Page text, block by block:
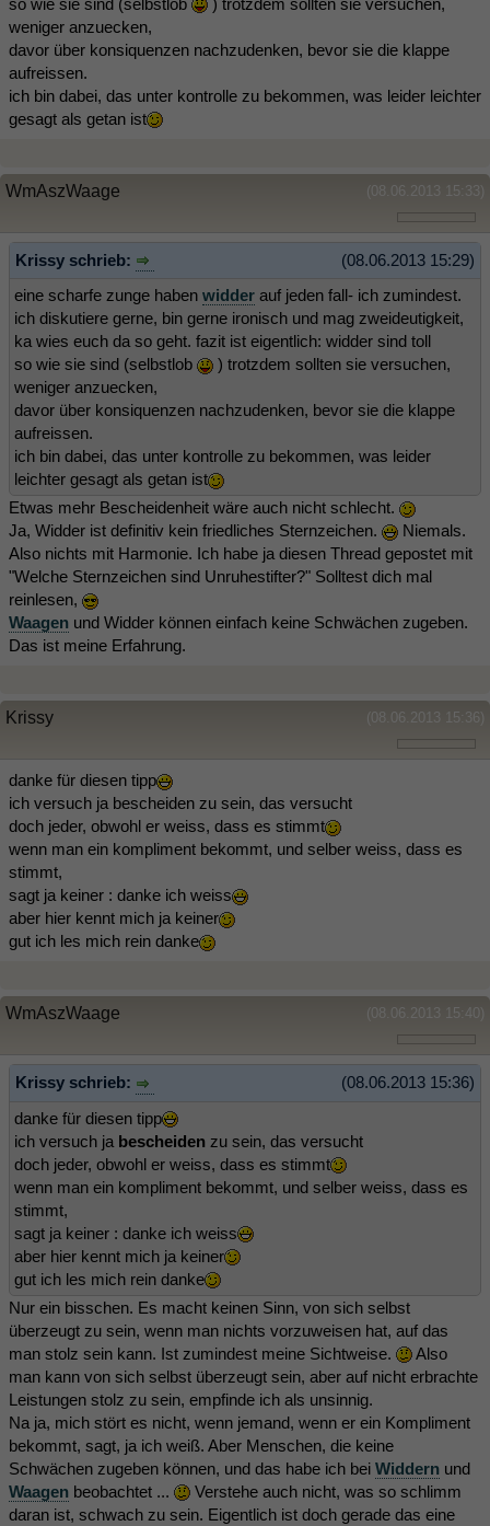
weniger anzuecken,
davor über konsiquenzen nachzudenken, bevor sie die klappe
aufreissen.
ich bin dabei, das unter kontrolle zu bekommen, was leider leichter
gesagt als getan ist
(08.06.2013 15:33)
WmAszWaage
(08.06.2013 15:29)
Krissy schrieb:
eine scharfe zunge haben widder auf jeden fall- ich zumindest.
ich diskutiere gerne, bin gerne ironisch und mag zweideutigkeit,
ka wies euch da so geht. fazit ist eigentlich: widder sind toll
so wie sie sind (selbstlob
) trotzdem sollten sie versuchen,
weniger anzuecken,
davor über konsiquenzen nachzudenken, bevor sie die klappe
aufreissen.
ich bin dabei, das unter kontrolle zu bekommen, was leider
leichter gesagt als getan ist
Etwas mehr Bescheidenheit wäre auch nicht schlecht.
Ja, Widder ist definitiv kein friedliches Sternzeichen.
Niemals.
Also nichts mit Harmonie. Ich habe ja diesen Thread gepostet mit
"Welche Sternzeichen sind Unruhestifter?" Solltest dich mal
reinlesen,
Waagen und Widder können einfach keine Schwächen zugeben.
Das ist meine Erfahrung.
(08.06.2013 15:36)
Krissy
danke für diesen tipp
ich versuch ja bescheiden zu sein, das versucht
doch jeder, obwohl er weiss, dass es stimmt
wenn man ein kompliment bekommt, und selber weiss, dass es
stimmt,
sagt ja keiner : danke ich weiss
aber hier kennt mich ja keiner
gut ich les mich rein danke
(08.06.2013 15:40)
WmAszWaage
(08.06.2013 15:36)
Krissy schrieb:
danke für diesen tipp
ich versuch ja bescheiden zu sein, das versucht
doch jeder, obwohl er weiss, dass es stimmt
wenn man ein kompliment bekommt, und selber weiss, dass es
stimmt,
sagt ja keiner : danke ich weiss
aber hier kennt mich ja keiner
gut ich les mich rein danke
Nur ein bisschen. Es macht keinen Sinn, von sich selbst
überzeugt zu sein, wenn man nichts vorzuweisen hat, auf das
man stolz sein kann. Ist zumindest meine Sichtweise.
Also
man kann von sich selbst überzeugt sein, aber auf nicht erbrachte
Leistungen stolz zu sein, empfinde ich als unsinnig.
Na ja, mich stört es nicht, wenn jemand, wenn er ein Kompliment
bekommt, sagt, ja ich weiß. Aber Menschen, die keine
Schwächen zugeben können, und das habe ich bei Widdern und
Waagen beobachtet ...
Verstehe auch nicht, was so schlimm
daran ist, schwach zu sein. Eigentlich ist doch gerade das eine